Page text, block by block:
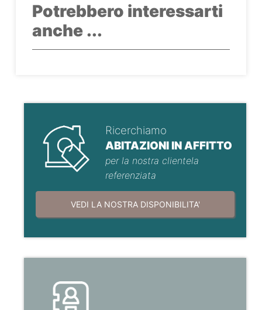
Potrebbero interessarti
anche ...
Ricerchiamo
ABITAZIONI IN AFFITTO
per la nostra clientela
referenziata
VEDI LA NOSTRA DISPONIBILITA'